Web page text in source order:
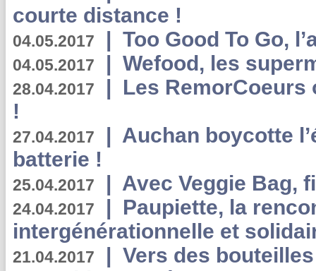
courte distance !
04.05.2017 | Too Good To Go,
04.05.2017 | Wefood, les
28.04.2017 | Les RemorCoeurs
!
27.04.2017 | Auchan boycotte
batterie !
25.04.2017 | Avec Veggie Bag,
24.04.2017 | Paupiette, la
intergénérationnelle et
21.04.2017 | Vers des